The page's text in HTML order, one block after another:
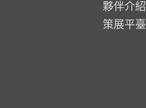
夥伴介紹
策展平臺